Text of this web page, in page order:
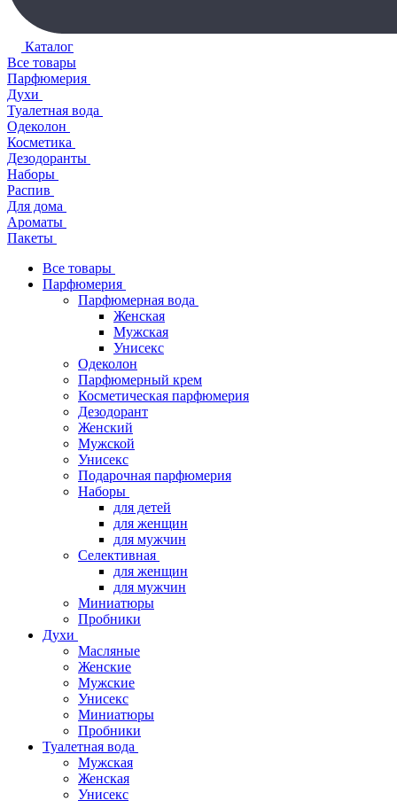
Каталог
Все товары
Парфюмерия
Духи
Туалетная вода
Одеколон
Косметика
Дезодоранты
Наборы
Распив
Для дома
Ароматы
Пакеты
Все товары
Парфюмерия
Парфюмерная вода
Женская
Мужская
Унисекс
Одеколон
Парфюмерный крем
Косметическая парфюмерия
Дезодорант
Женский
Мужской
Унисекс
Подарочная парфюмерия
Наборы
для детей
для женщин
для мужчин
Селективная
для женщин
для мужчин
Миниатюры
Пробники
Духи
Масляные
Женские
Мужские
Унисекс
Миниатюры
Пробники
Туалетная вода
Мужская
Женская
Унисекс